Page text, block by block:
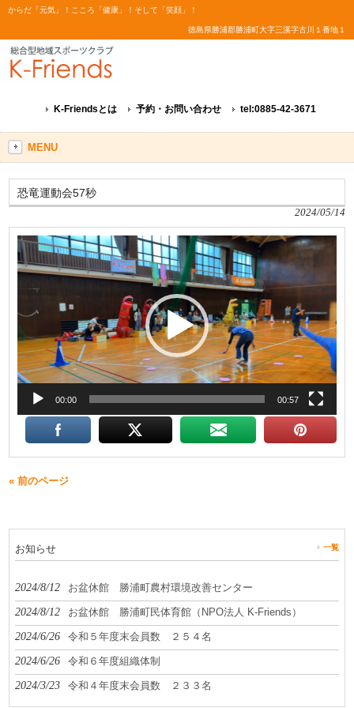
からだ「元気」！こころ「健康」！そして「笑顔」！
徳島県勝浦郡勝浦町大字三溪字古川１番地１
K-Friendsとは 予約・お問い合わせ tel:0885-42-3671
MENU
恐竜運動会57秒
2024/05/14
動
画
プ
ヤ
00:00 00:57
« 前のページ
お知らせ 一覧
2024/8/12 お盆休館 勝浦町農村環境改善センター
2024/8/12 お盆休館 勝浦町民体育館（NPO法人 K-Friends）
2024/6/26 令和５年度末会員数 ２５４名
2024/6/26 令和６年度組織体制
2024/3/23 令和４年度末会員数 ２３３名